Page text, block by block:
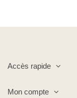
Accès rapide
Mon compte